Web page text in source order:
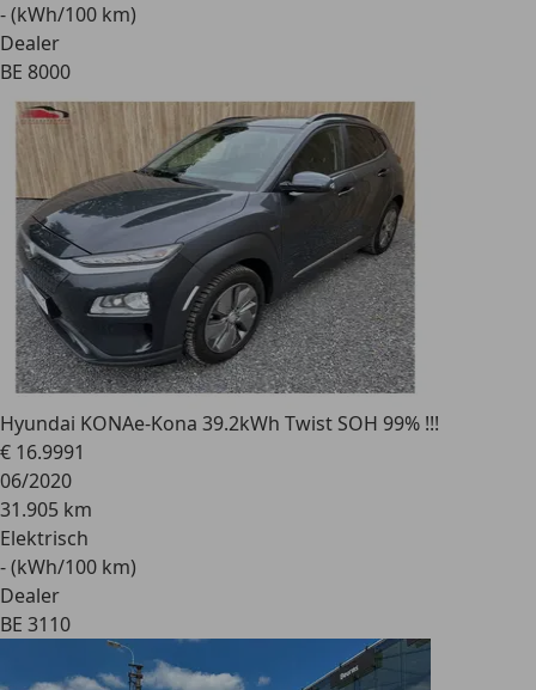
- (kWh/100 km)
Dealer
BE 8000
Hyundai KONAe-Kona 39.2kWh Twist SOH 99% !!!
€ 16.9991
06/2020
31.905 km
Elektrisch
- (kWh/100 km)
Dealer
BE 3110